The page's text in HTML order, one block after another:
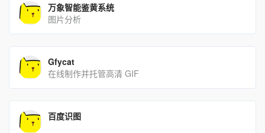
万象智能鉴黄系统
图片分析
Gfycat
在线制作并托管高清 GIF
百度识图